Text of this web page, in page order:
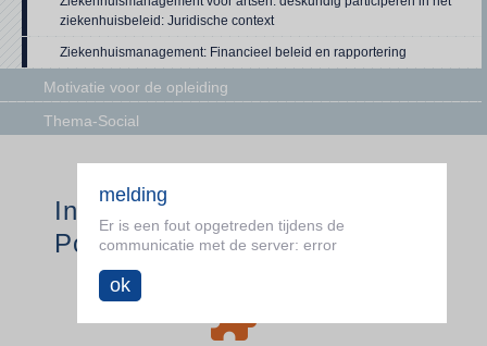
ziekenhuisbeleid: Juridische context
Ziekenhuismanagement: Financieel beleid en rapportering
Motivatie voor de opleiding
Thema-Social
Investment adviser: Junior
Portfoliomanagement

melding
Er is een fout opgetreden tijdens de
communicatie met de server: error
ok